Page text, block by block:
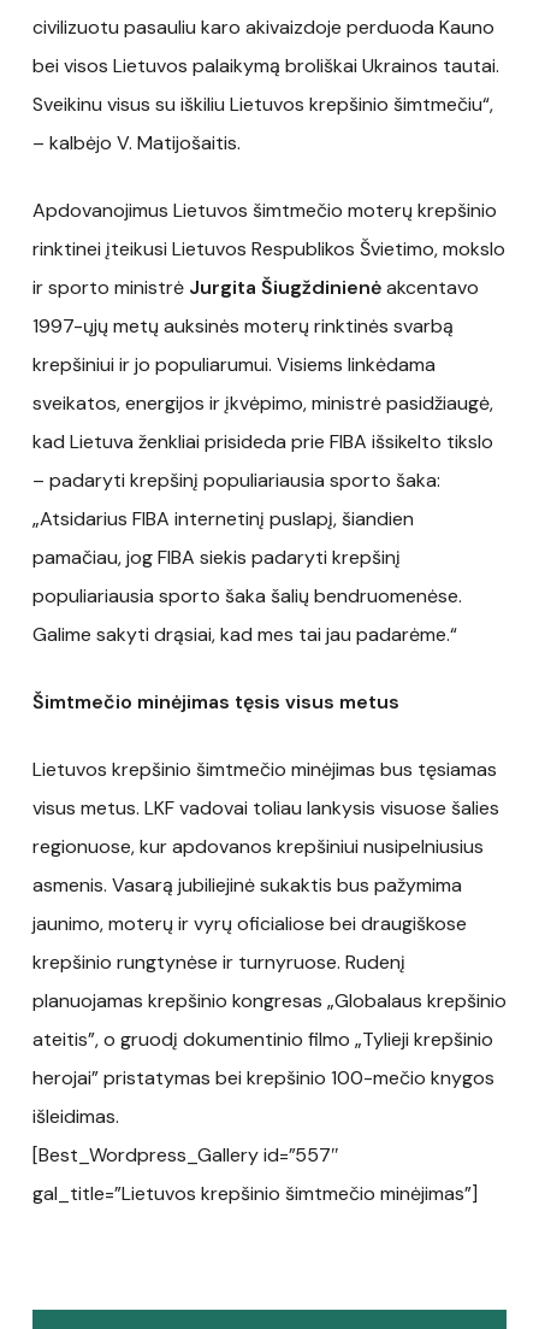
civilizuotu pasauliu karo akivaizdoje perduoda Kauno
bei visos Lietuvos palaikymą broliškai Ukrainos tautai.
Sveikinu visus su iškiliu Lietuvos krepšinio šimtmečiu“,
– kalbėjo V. Matijošaitis.
Apdovanojimus Lietuvos šimtmečio moterų krepšinio
rinktinei įteikusi Lietuvos Respublikos Švietimo, mokslo
ir sporto ministrė Jurgita Šiugždinienėakcentavo
1997-ųjų metų auksinės moterų rinktinės svarbą
krepšiniui ir jo populiarumui. Visiems linkėdama
sveikatos, energijos ir įkvėpimo, ministrė pasidžiaugė,
kad Lietuva ženkliai prisideda prie FIBA išsikelto tikslo
– padaryti krepšinį populiariausia sporto šaka:
„Atsidarius FIBA internetinį puslapį, šiandien
pamačiau, jog FIBA siekis padaryti krepšinį
populiariausia sporto šaka šalių bendruomenėse.
Galime sakyti drąsiai, kad mes tai jau padarėme.“
Šimtmečio minėjimas tęsis visus metus
Lietuvos krepšinio šimtmečio minėjimas bus tęsiamas
visus metus. LKF vadovai toliau lankysis visuose šalies
regionuose, kur apdovanos krepšiniui nusipelniusius
asmenis. Vasarą jubiliejinė sukaktis bus pažymima
jaunimo, moterų ir vyrų oficialiose bei draugiškose
krepšinio rungtynėse ir turnyruose. Rudenį
planuojamas krepšinio kongresas „Globalaus krepšinio
ateitis”, o gruodį dokumentinio filmo „Tylieji krepšinio
herojai” pristatymas bei krepšinio 100-mečio knygos
išleidimas.
[Best_Wordpress_Gallery id=”557″
gal_title=”Lietuvos krepšinio šimtmečio minėjimas”]